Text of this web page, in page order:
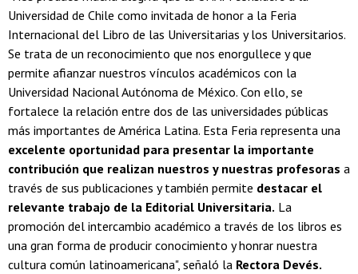
Universidad de Chile como invitada de honor a la Feria
Internacional del Libro de las Universitarias y los Universitarios.
Se trata de un reconocimiento que nos enorgullece y que
permite afianzar nuestros vínculos académicos con la
Universidad Nacional Autónoma de México. Con ello, se
fortalece la relación entre dos de las universidades públicas
más importantes de América Latina. Esta Feria representa una
excelente oportunidad para presentar la importante
contribución que realizan nuestros y nuestras profesoras a
través de sus publicaciones y también permite destacar el
relevante trabajo de la Editorial Universitaria. La
promoción del intercambio académico a través de los libros es
una gran forma de producir conocimiento y honrar nuestra
cultura común latinoamericana", señaló la Rectora Devés.